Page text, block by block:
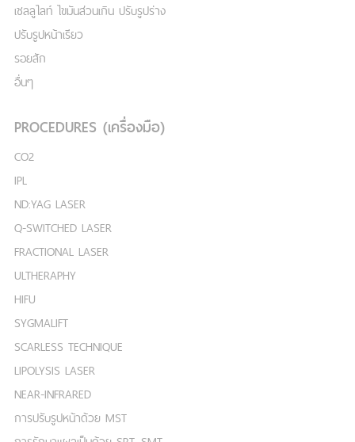
เชลลูไลท์ ไขมันส่วนเกิน ปรับรูปร่าง
ปรับรูปหน้าเรียว
รอยสัก
อื่นๆ
PROCEDURES (เครื่องมือ)
CO2
IPL
ND:YAG LASER
Q-SWITCHED LASER
FRACTIONAL LASER
ULTHERAPHY
HIFU
SYGMALIFT
SCARLESS TECHNIQUE
LIPOLYSIS LASER
NEAR-INFRARED
การปรับรูปหน้าด้วย MST